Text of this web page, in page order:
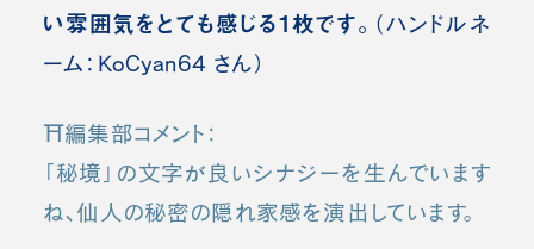
い雰囲気をとても感じる1枚です。 （ハンドルネ
ーム：KoCyan64 さん）
⛩️編集部コメント：
「秘境」の文字が良いシナジーを生んでいます
ね、仙人の秘密の隠れ家感を演出しています。